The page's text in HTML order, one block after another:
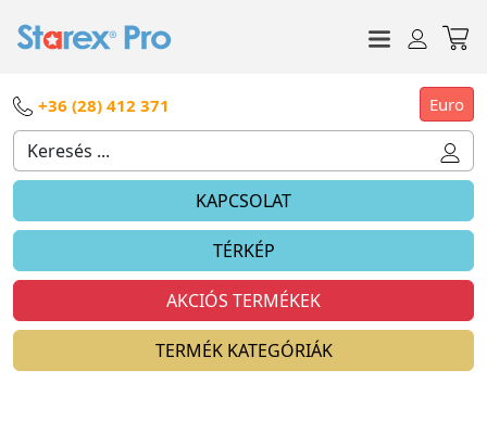
+36 (28) 412 371 Euro
KAPCSOLAT
TÉRKÉP
AKCIÓS TERMÉKEK
TERMÉK KATEGÓRIÁK